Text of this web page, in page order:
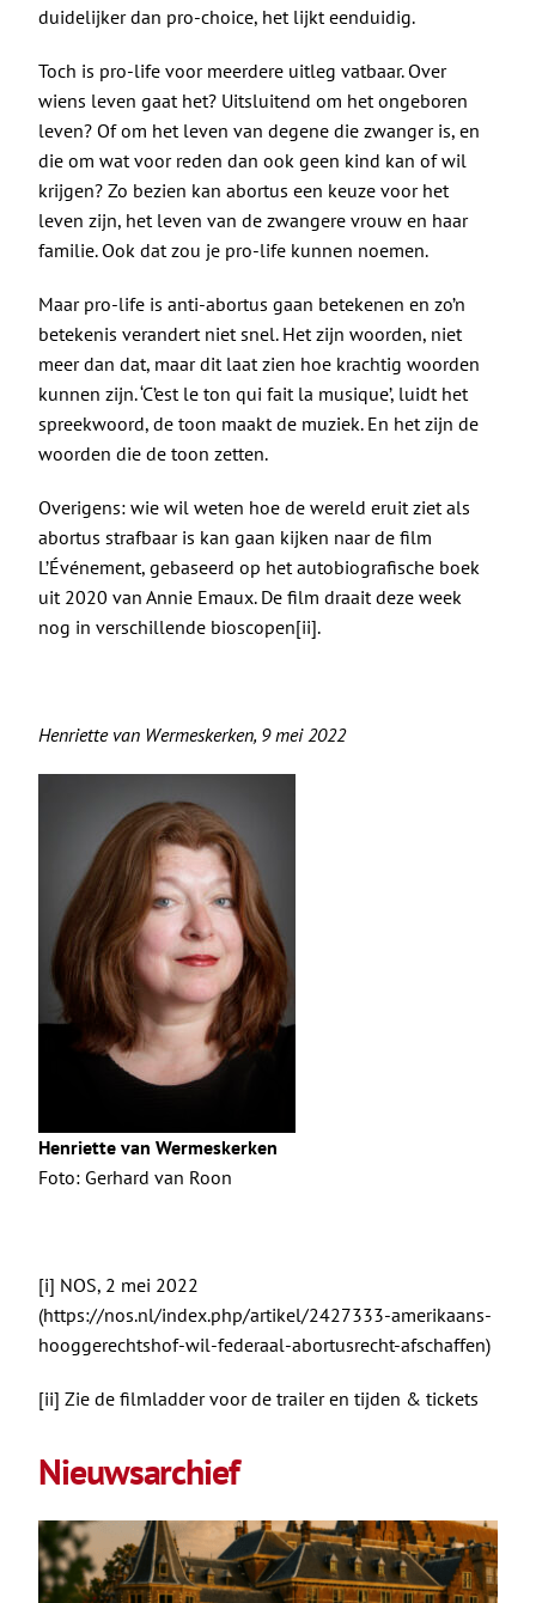
duidelijker dan pro-choice, het lijkt eenduidig.
Toch is pro-life voor meerdere uitleg vatbaar. Over
wiens leven gaat het? Uitsluitend om het ongeboren
leven? Of om het leven van degene die zwanger is, en
die om wat voor reden dan ook geen kind kan of wil
krijgen? Zo bezien kan abortus een keuze voor het
leven zijn, het leven van de zwangere vrouw en haar
familie. Ook dat zou je pro-life kunnen noemen.
Maar pro-life is anti-abortus gaan betekenen en zo’n
betekenis verandert niet snel. Het zijn woorden, niet
meer dan dat, maar dit laat zien hoe krachtig woorden
kunnen zijn. ‘C’est le ton qui fait la musique’, luidt het
spreekwoord, de toon maakt de muziek. En het zijn de
woorden die de toon zetten.
Overigens: wie wil weten hoe de wereld eruit ziet als
abortus strafbaar is kan gaan kijken naar de film
L’Événement, gebaseerd op het autobiografische boek
uit 2020 van Annie Emaux. De film draait deze week
nog in verschillende bioscopen[ii].
Henriette van Wermeskerken, 9 mei 2022
Henriette van Wermeskerken
Foto: Gerhard van Roon
[i] NOS, 2 mei 2022
(https://nos.nl/index.php/artikel/2427333-amerikaans-
hooggerechtshof-wil-federaal-abortusrecht-afschaffen)
[ii] Zie de filmladdervoor de trailer en tijden & tickets
Nieuwsarchief